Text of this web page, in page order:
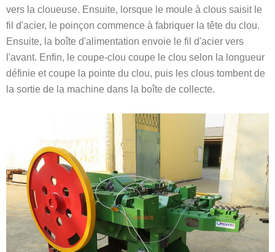
vers la cloueuse. Ensuite, lorsque le moule à clous saisit le
fil d'acier, le poinçon commence à fabriquer la tête du clou.
Ensuite, la boîte d'alimentation envoie le fil d'acier vers
l'avant. Enfin, le coupe-clou coupe le clou selon la longueur
définie et coupe la pointe du clou, puis les clous tombent de
la sortie de la machine dans la boîte de collecte.